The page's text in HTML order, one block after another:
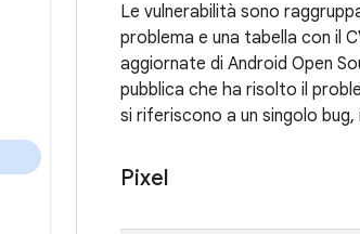
Le vulnerabilità sono
problema e una tabella con il
aggiornate di Android Open
pubblica che ha risolto il
si riferiscono a un singolo
Pixel